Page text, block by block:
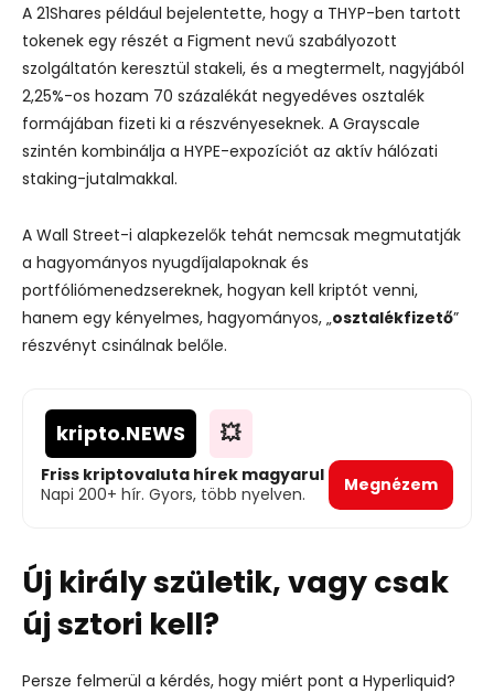
A 21Shares például bejelentette, hogy a THYP-ben tartott
tokenek egy részét a Figment nevű szabályozott
szolgáltatón keresztül stakeli, és a megtermelt, nagyjából
2,25%-os hozam 70 százalékát negyedéves osztalék
formájában fizeti ki a részvényeseknek. A Grayscale
szintén kombinálja a HYPE-expozíciót az aktív hálózati
staking-jutalmakkal.
A Wall Street-i alapkezelők tehát nemcsak megmutatják
a hagyományos nyugdíjalapoknak és
portfóliómenedzsereknek, hogyan kell kriptót venni,
hanem egy kényelmes, hagyományos, „osztalékfizető”
részvényt csinálnak belőle.
kripto.NEWS 💥
Friss kriptovaluta hírek magyarul
Napi 200+ hír. Gyors, több nyelven.
Megnézem
Új király születik, vagy csak
új sztori kell?
Persze felmerül a kérdés, hogy miért pont a Hyperliquid?